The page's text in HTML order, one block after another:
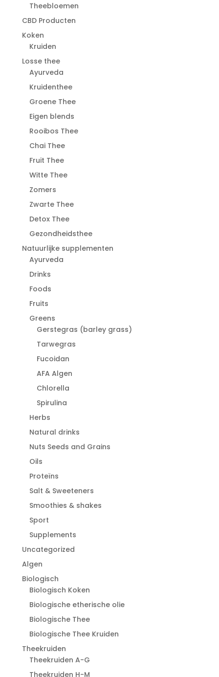
Theebloemen
CBD Producten
Koken
Kruiden
Losse thee
Ayurveda
Kruidenthee
Groene Thee
Eigen blends
Rooibos Thee
Chai Thee
Fruit Thee
Witte Thee
Zomers
Zwarte Thee
Detox Thee
Gezondheidsthee
Natuurlijke supplementen
Ayurveda
Drinks
Foods
Fruits
Greens
Gerstegras (barley grass)
Tarwegras
Fucoidan
AFA Algen
Chlorella
Spirulina
Herbs
Natural drinks
Nuts Seeds and Grains
Oils
Proteïns
Salt & Sweeteners
Smoothies & shakes
Sport
Supplements
Uncategorized
Algen
Biologisch
Biologisch Koken
Biologische etherische olie
Biologische Thee
Biologische Thee Kruiden
Theekruiden
Theekruiden A-G
Theekruiden H-M